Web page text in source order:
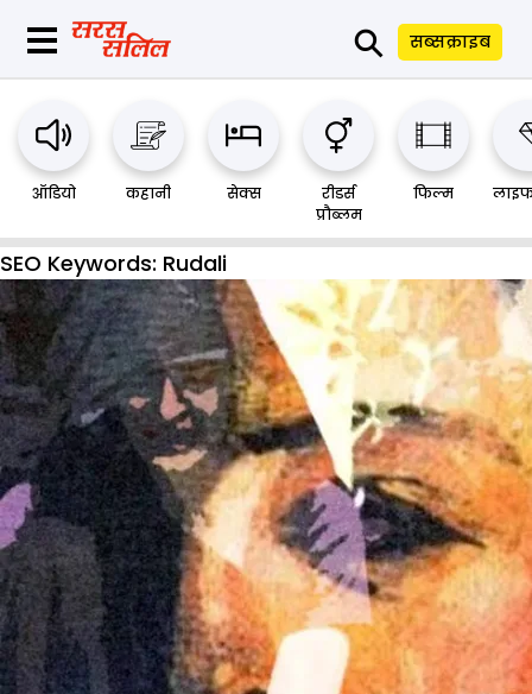
⚲ सब्सक्राइब
ऑडियो कहानी सेक्स
रीडर्स
प्रौब्लम
फिल्म
SEO Keywords: Rudali